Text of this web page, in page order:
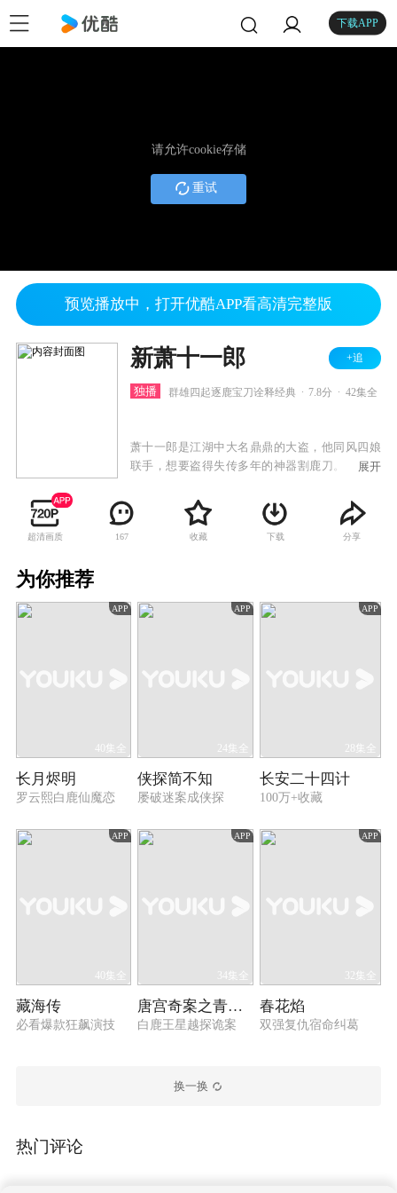
下载APP
请允许cookie存储
重试
预览播放中，打开优酷APP看高清完整版
新萧十一郎 +追
独播 群雄四起逐鹿宝刀诠释经典 7.8分 42集全
萧十一郎是江湖中大名鼎鼎的大盗，他同风四娘
联手，想要盗得失传多年的神器割鹿刀。沈璧君
婚，而沈璧君的嫁妆正是这割鹿刀。曾经，年幼
的萧十一郎和沈璧君之间有着一段两小无猜的美
好时光，如今两人重逢，命运的齿轮就此转动。
情，令铁血冷酷的连城璧怀恨在心，在沈飞云的
展开
超清画质 167 收藏 下载 分享
为你推荐
APP
40集全
长月烬明
罗云熙白鹿仙魔恋
APP
24集全
侠探简不知
屡破迷案成侠探
APP
28集全
长安二十四计
100万+收藏
APP
40集全
藏海传
必看爆款狂飙演技
APP
34集全
唐宫奇案之青雾风鸣
白鹿王星越探诡案
APP
32集全
春花焰
双强复仇宿命纠葛
换一换
热门评论